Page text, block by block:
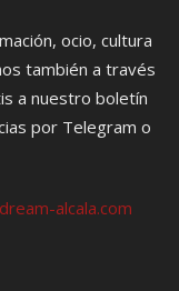
ocio, cultura
también a través
a nuestro boletín
por Telegram o
alcala.com